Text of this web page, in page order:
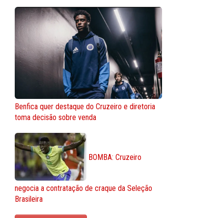
Benfica quer destaque do Cruzeiro e diretoria
toma decisão sobre venda
BOMBA: Cruzeiro
negocia a contratação de craque da Seleção
Brasileira